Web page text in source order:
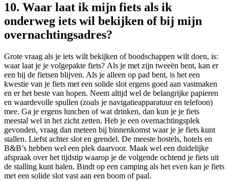
10. Waar laat ik mijn fiets als ik
onderweg iets wil bekijken of bij mijn
overnachtingsadres?
Grote vraag als je iets wilt bekijken of boodschappen wilt doen, is:
waar laat je je volgepakte fiets? Als je met zijn tweeën bent, kan er
een bij de fietsen blijven. Als je alleen op pad bent, is het een
kwestie van je fiets met een solide slot ergens goed aan vastmaken
en er het beste van hopen. Neem altijd wel de belangrijke papieren
en waardevolle spullen (zoals je navigatieapparatuur en telefoon)
mee. Ga je ergens lunchen of wat drinken, dan kun je je fiets
meestal wel in het zicht zetten. Heb je een overnachtingsplek
gevonden, vraag dan meteen bij binnenkomst waar je je fiets kunt
stallen. Liefst achter slot en grendel. De meeste hostels, hotels en
B&B’s hebben wel een plek daarvoor. Maak wel een duidelijke
afspraak over het tijdstip waarop je de volgende ochtend je fiets uit
de stalling kunt halen. Bindt op een camping als het even kan je fiets
met een solide slot vast aan een boom of paal.